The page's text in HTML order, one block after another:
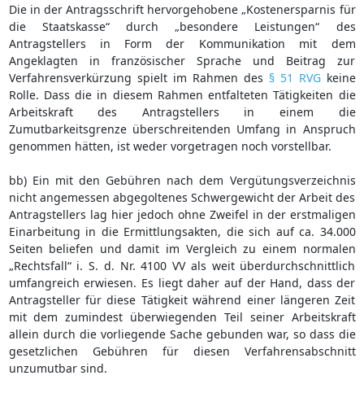
Die in der Antragsschrift hervorgehobene „Kostenersparnis für
die Staatskasse“ durch „besondere Leistungen“ des
Antragstellers in Form der Kommunikation mit dem
Angeklagten in französischer Sprache und Beitrag zur
Verfahrensverkürzung spielt im Rahmen des § 51 RVGkeine
Rolle. Dass die in diesem Rahmen entfalteten Tätigkeiten die
Arbeitskraft des Antragstellers in einem die
Zumutbarkeitsgrenze überschreitenden Umfang in Anspruch
genommen hätten, ist weder vorgetragen noch vorstellbar.
bb) Ein mit den Gebühren nach dem Vergütungsverzeichnis
nicht angemessen abgegoltenes Schwergewicht der Arbeit des
Antragstellers lag hier jedoch ohne Zweifel in der erstmaligen
Einarbeitung in die Ermittlungsakten, die sich auf ca. 34.000
Seiten beliefen und damit im Vergleich zu einem normalen
„Rechtsfall“ i. S. d. Nr. 4100 VV als weit überdurchschnittlich
umfangreich erwiesen. Es liegt daher auf der Hand, dass der
Antragsteller für diese Tätigkeit während einer längeren Zeit
mit dem zumindest überwiegenden Teil seiner Arbeitskraft
allein durch die vorliegende Sache gebunden war, so dass die
gesetzlichen Gebühren für diesen Verfahrensabschnitt
unzumutbar sind.